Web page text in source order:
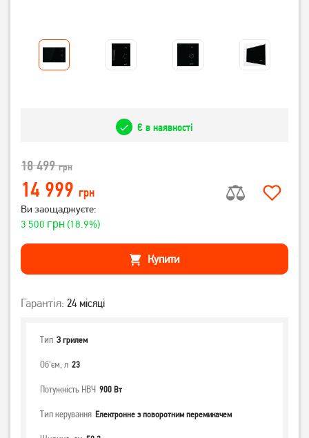
Є в наявності
18 499грн
14 999 грн
Ви заощаджуєте:
3 500 грн(18.9%)
Купити
Гарантія: 24 місяці
Тип З грилем
Об'єм, л 23
Потужність НВЧ 900 Вт
Тип керування Електронне з поворотним перемикачем